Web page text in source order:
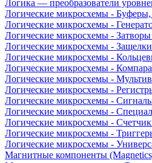
Логика — преобразователи
Логические микросхемы -
Логические микросхемы -
Логические микросхемы -
Логические микросхемы - Защелки
Логические микросхемы -
Логические микросхемы -
Логические микросхемы -
Логические микросхемы -
Логические микросхемы -
Логические микросхемы -
Логические микросхемы -
Логические микросхемы -
Логические микросхемы -
Магнитные компоненты